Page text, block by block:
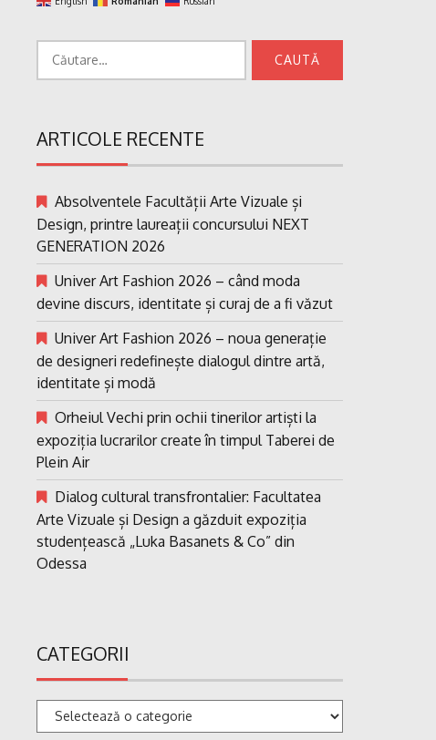
ARTICOLE RECENTE
Absolventele Facultății Arte Vizuale și
Design, printre laureații concursului NEXT
GENERATION 2026
Univer Art Fashion 2026 – când moda
devine discurs, identitate și curaj de a fi văzut
Univer Art Fashion 2026 – noua generație
de designeri redefinește dialogul dintre artă,
identitate și modă
Orheiul Vechi prin ochii tinerilor artiști la
expoziția lucrarilor create în timpul Taberei de
Plein Air
Dialog cultural transfrontalier: Facultatea
Arte Vizuale și Design a găzduit expoziția
studențească „Luka Basanets & Co” din
Odessa
CATEGORII
Categorii